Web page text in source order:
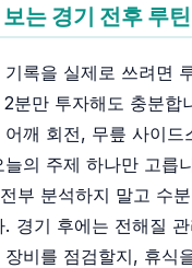
는 경기 전후 루틴
록을 실제로 쓰려면
분만 투자해도 충분합
깨 회전, 무릎 사이드
의 주제 하나만 고릅
부 분석하지 말고 수
경기 후에는 전해질
비를 점검할지, 휴식